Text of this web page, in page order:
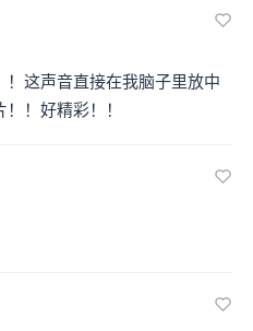
这声音直接在我脑子里放中
！好精彩！！